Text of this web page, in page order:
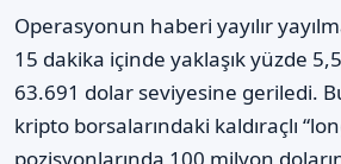
Operasyonun haberi yayılır
15 dakika içinde yaklaşık yüzde
63.691 dolar seviyesine geriledi.
kripto borsalarındaki kaldıraçlı